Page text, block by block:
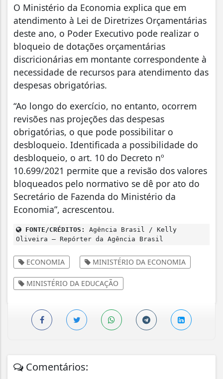
O Ministério da Economia explica que em
atendimento à Lei de Diretrizes Orçamentárias
deste ano, o Poder Executivo pode realizar o
bloqueio de dotações orçamentárias
discricionárias em montante correspondente à
necessidade de recursos para atendimento das
despesas obrigatórias.
“Ao longo do exercício, no entanto, ocorrem
revisões nas projeções das despesas
obrigatórias, o que pode possibilitar o
desbloqueio. Identificada a possibilidade do
desbloqueio, o art. 10 do Decreto nº
10.699/2021 permite que a revisão dos valores
bloqueados pelo normativo se dê por ato do
Secretário de Fazenda do Ministério da
Economia”, acrescentou.
FONTE/CRÉDITOS:
Agência Brasil / Kelly
Oliveira – Repórter da Agência Brasil
ECONOMIA MINISTÉRIO DA ECONOMIA
MINISTÉRIO DA EDUCAÇÃO
Comentários: